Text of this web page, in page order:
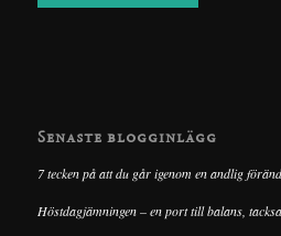
Senaste blogginlägg
7 tecken på att du går igenom en andlig
Höstdagjämningen – en port till balans,